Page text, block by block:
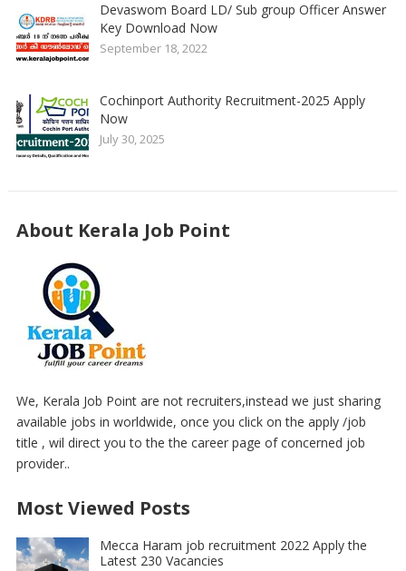
Devaswom Board LD/ Sub group Officer Answer
Key Download Now
September 18, 2022
Cochinport Authority Recruitment-2025 Apply
Now
July 30, 2025
About Kerala Job Point
We, Kerala Job Point are not recruiters,instead we just sharing
available jobs in worldwide, once you click on the apply /job
title , wil direct you to the the career page of concerned job
provider..
Most Viewed Posts
Mecca Haram job recruitment 2022 Apply the
Latest 230 Vacancies